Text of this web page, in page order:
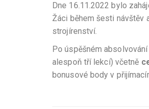
Dne 16.11.2022 bylo
Žáci během šesti návštěv
strojírenství.
Po úspěšném
alespoň tří lekcí) včetně
bonusové body v